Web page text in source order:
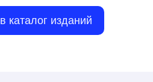
каталог изданий